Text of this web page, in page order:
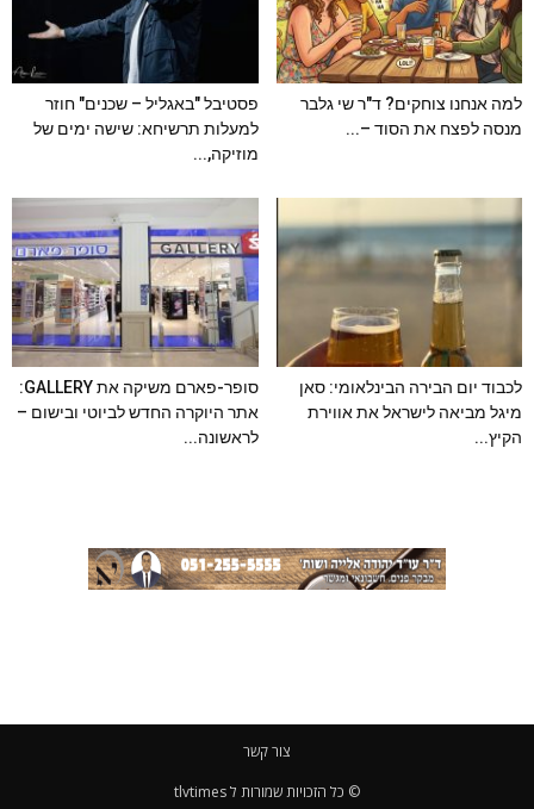
למה אנחנו צוחקים? ד"ר שי גלבר
מנסה לפצח את הסוד –...
פסטיבל "באגליל – שכנים" חוזר
למעלות תרשיחא: שישה ימים של
מוזיקה,...
לכבוד יום הבירה הבינלאומי: סאן
מיגל מביאה לישראל את אווירת
הקיץ...
סופר-פארם משיקה את GALLERY:
אתר היוקרה החדש לביוטי ובישום –
לראשונה...
צור קשר
© כל הזכויות שמורות ל tlvtimes